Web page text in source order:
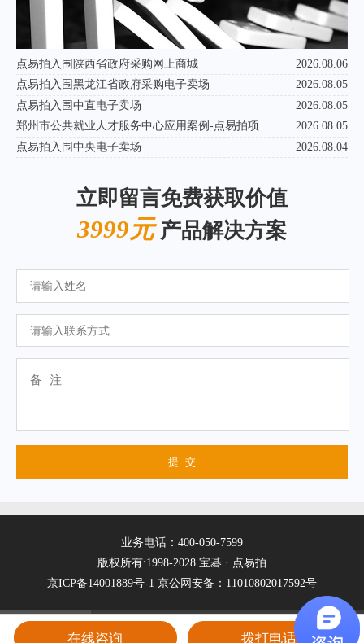
点易拍入围陕西省政府采购网上商城
2026.08.06
点易拍入围黑龙江省政府采购电子卖场
2026.08.05
点易拍入围中直电子卖场
2026.08.05
郑州市公共就业人才服务中心应用案例-点易拍项
2026.08.05
点易拍入围中央电子卖场
2026.08.04
立即留言免费获取价值
3999元产品解决方案
业务电话：400-050-7599
版权所有:1998-2028 宝碁 · 点易拍
京ICP备14001889号-1 京公网安备：11010802017592号
在线咨询 拨打电话